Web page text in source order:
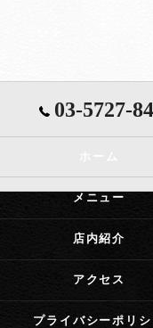
03-5727-
メニュー
店内紹介
アクセス
プライバシーポリシ